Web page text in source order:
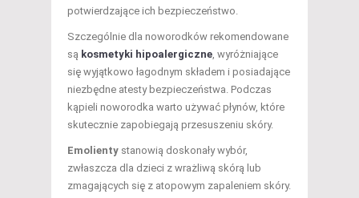
potwierdzające ich bezpieczeństwo.
Szczególnie dla noworodków rekomendowane
są kosmetyki hipoalergiczne , wyróżniające
się wyjątkowo łagodnym składem i posiadające
niezbędne atesty bezpieczeństwa. Podczas
kąpieli noworodka warto używać płynów, które
skutecznie zapobiegają przesuszeniu skóry.
Emolienty stanowią doskonały wybór,
zwłaszcza dla dzieci z wrażliwą skórą lub
zmagających się z atopowym zapaleniem skóry.